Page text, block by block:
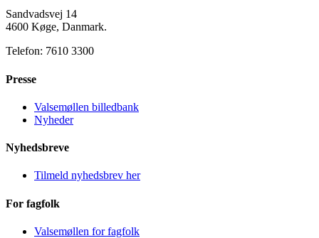
Sandvadsvej 14
4600 Køge, Danmark.
Telefon: 7610 3300
Presse
Valsemøllen billedbank
Nyheder
Nyhedsbreve
Tilmeld nyhedsbrev her
For fagfolk
Valsemøllen for fagfolk